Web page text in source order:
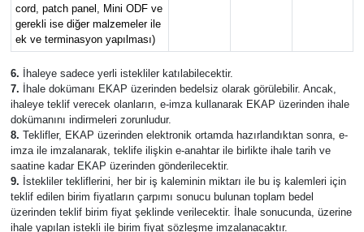
cord, patch panel, Mini ODF ve
gerekli ise diğer malzemeler ile
ek ve terminasyon yapılması)
6. İhaleye sadece yerli istekliler katılabilecektir.
7. İhale dokümanı EKAP üzerinden bedelsiz olarak görülebilir. Ancak,
ihaleye teklif verecek olanların, e-imza kullanarak EKAP üzerinden ihale
dokümanını indirmeleri zorunludur.
8. Teklifler, EKAP üzerinden elektronik ortamda hazırlandıktan sonra, e-
imza ile imzalanarak, teklife ilişkin e-anahtar ile birlikte ihale tarih ve
saatine kadar EKAP üzerinden gönderilecektir.
9. İstekliler tekliflerini, her bir iş kaleminin miktarı ile bu iş kalemleri için
teklif edilen birim fiyatların çarpımı sonucu bulunan toplam bedel
üzerinden teklif birim fiyat şeklinde verilecektir. İhale sonucunda, üzerine
ihale yapılan istekli ile birim fiyat sözleşme imzalanacaktır.